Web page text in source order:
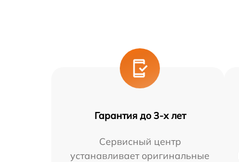
Гарантия до 3-х лет
Сервисный центр
устанавливает оригинальные